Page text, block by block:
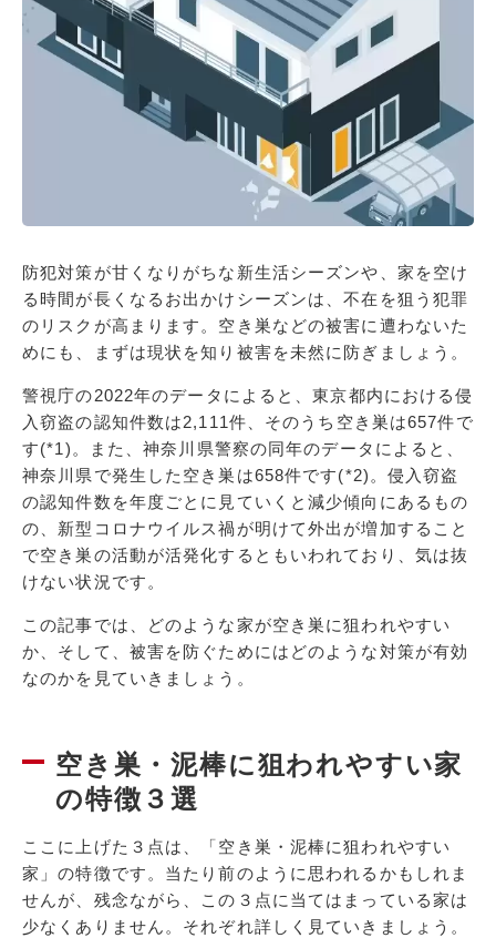
防犯対策が甘くなりがちな新生活シーズンや、家を空け
る時間が長くなるお出かけシーズンは、不在を狙う犯罪
のリスクが高まります。空き巣などの被害に遭わないた
めにも、まずは現状を知り被害を未然に防ぎましょう。
警視庁の2022年のデータによると、東京都内における侵
入窃盗の認知件数は2,111件、そのうち空き巣は657件で
す(*1)。また、神奈川県警察の同年のデータによると、
神奈川県で発生した空き巣は658件です(*2)。侵入窃盗
の認知件数を年度ごとに見ていくと減少傾向にあるもの
の、新型コロナウイルス禍が明けて外出が増加すること
で空き巣の活動が活発化するともいわれており、気は抜
けない状況です。
この記事では、どのような家が空き巣に狙われやすい
か、そして、被害を防ぐためにはどのような対策が有効
なのかを見ていきましょう。
空き巣・泥棒に狙われやすい家
の特徴３選
ここに上げた３点は、「空き巣・泥棒に狙われやすい
家」の特徴です。当たり前のように思われるかもしれま
せんが、残念ながら、この３点に当てはまっている家は
少なくありません。それぞれ詳しく見ていきましょう。